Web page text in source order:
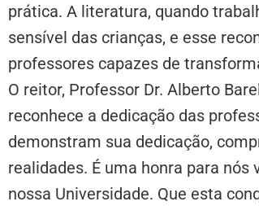
prática. A literatura, quando
sensível das crianças, e esse
professores capazes de
O reitor, Professor Dr. Alberto
reconhece a dedicação das
demonstram sua dedicação,
realidades. É uma honra para
nossa Universidade. Que esta